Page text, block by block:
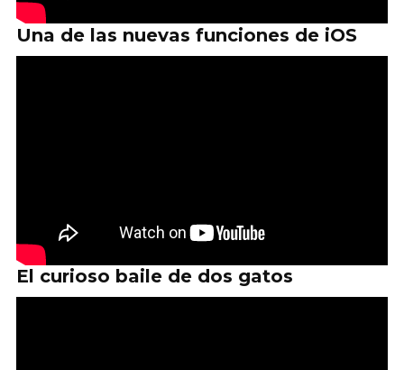
Una de las nuevas funciones de iOS
El curioso baile de dos gatos